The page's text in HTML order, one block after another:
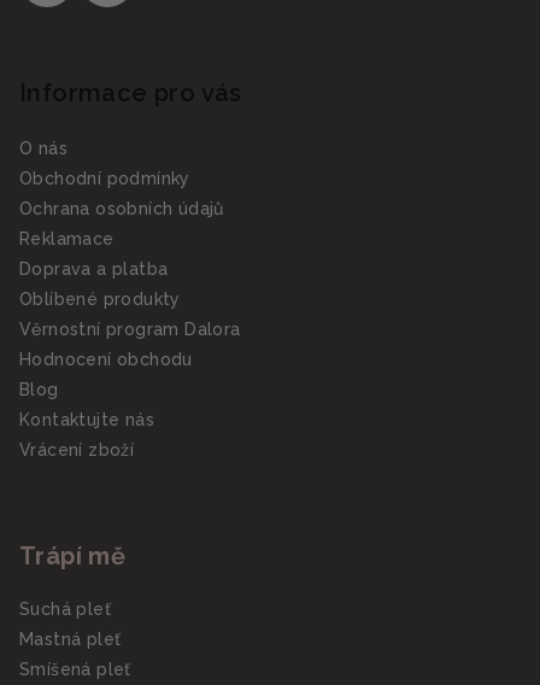
Informace pro vás
O nás
Obchodní podmínky
Ochrana osobních údajů
Reklamace
Doprava a platba
Oblíbené produkty
Věrnostní program Dalora
Hodnocení obchodu
Blog
Kontaktujte nás
Vrácení zboží
Trápí mě
Suchá pleť
Mastná pleť
Smíšená pleť